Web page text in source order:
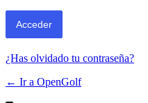
¿Has olvidado tu contraseña?
← Ir a OpenGolf